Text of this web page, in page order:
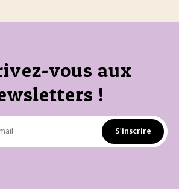
vous aux
!
S'inscrire